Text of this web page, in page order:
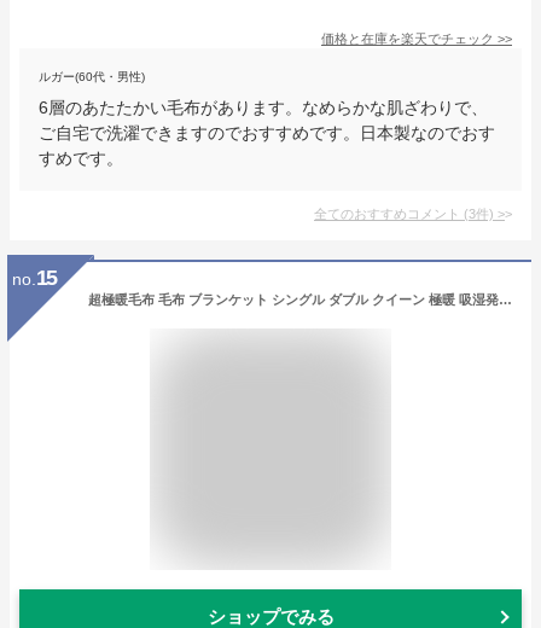
価格と在庫を楽天でチェック >>
ルガー(60代・男性)
6層のあたたかい毛布があります。なめらかな肌ざわりで、
ご自宅で洗濯できますのでおすすめです。日本製なのでおす
すめです。
全てのおすすめコメント (3件) >
no. 15
超極暖毛布 毛布 ブランケット シングル ダブル クイーン 極暖 吸湿発熱 あったか 暖か 温か 洗える 冬用 防寒対策 寒さ対策 ケット 掛け布団 掛布団 布団 ふとん フトン 寝具 ふわふわ もこもこ 秋 冬 ヒートプラス 無地 北欧 敬老の日 クリスマス 送料無料 東京家具
ショップでみる